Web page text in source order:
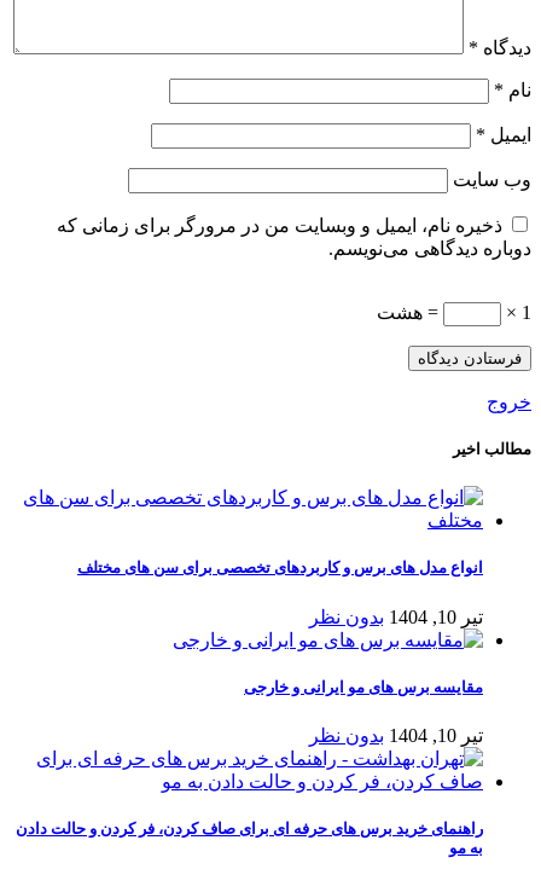
دیدگاه *
نام *
ایمیل *
وب‌ سایت
ذخیره نام، ایمیل و وبسایت من در مرورگر برای زمانی که
دوباره دیدگاهی می‌نویسم.
1 × = هشت
خروج
مطالب اخیر
انواع مدل های برس و کاربردهای تخصصی برای سن های مختلف
تیر 10, 1404 بدون نظر
مقایسه برس های مو ایرانی و خارجی
تیر 10, 1404 بدون نظر
راهنمای خرید برس‌ های حرفه‌ ای برای صاف کردن، فر کردن و حالت دادن
به مو